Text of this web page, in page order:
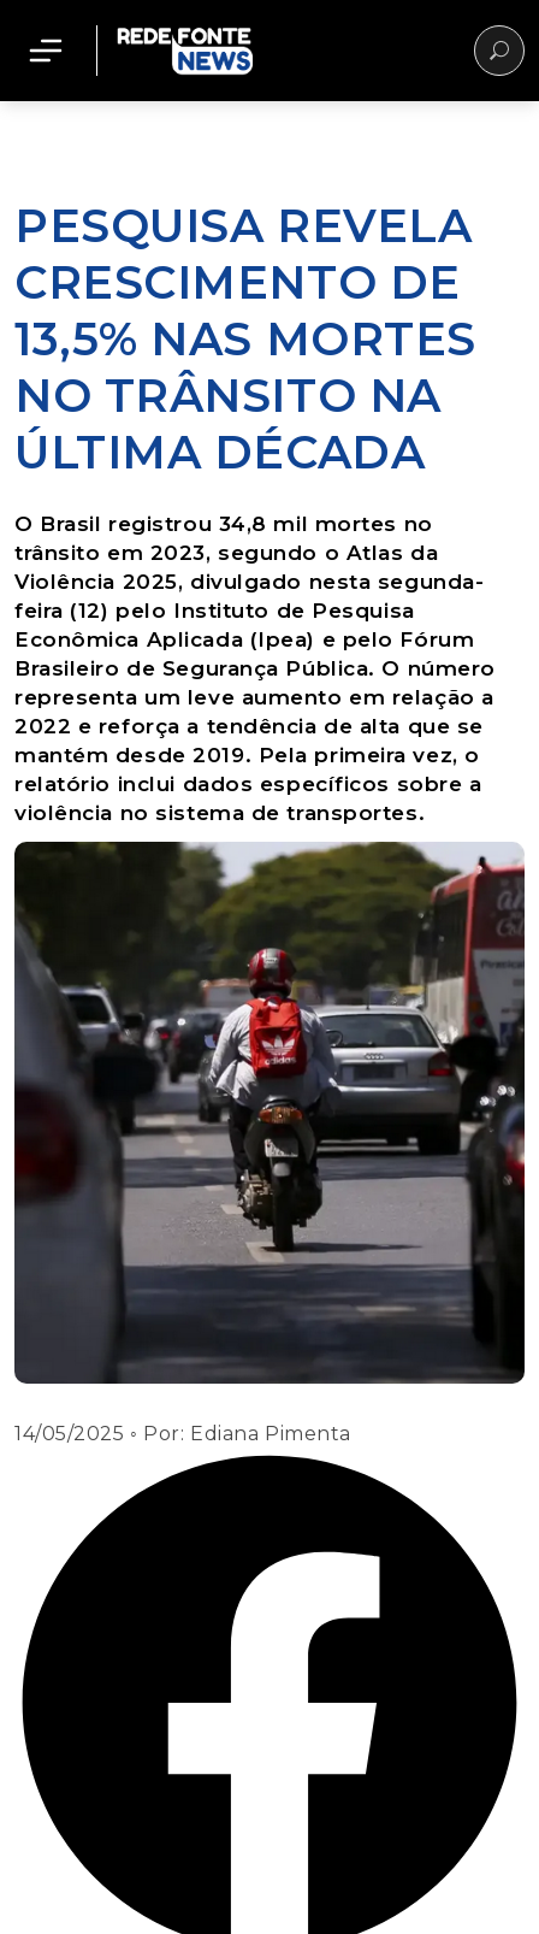
PESQUISA REVELA
CRESCIMENTO DE
13,5% NAS MORTES
NO TRÂNSITO NA
ÚLTIMA DÉCADA
O Brasil registrou 34,8 mil mortes no
trânsito em 2023, segundo o Atlas da
Violência 2025, divulgado nesta segunda-
feira (12) pelo Instituto de Pesquisa
Econômica Aplicada (Ipea) e pelo Fórum
Brasileiro de Segurança Pública. O número
representa um leve aumento em relação a
2022 e reforça a tendência de alta que se
mantém desde 2019. Pela primeira vez, o
relatório inclui dados específicos sobre a
violência no sistema de transportes.
14/05/2025 ◦ Por: Ediana Pimenta